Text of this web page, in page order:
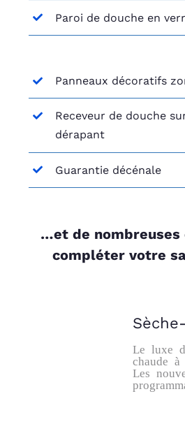
Paroi de douche en
Panneaux décoratifs
Receveur de douche
dérapant
Guarantie décénale
…et de nombreuses
compléter votre
Le luxe
chaude
Les